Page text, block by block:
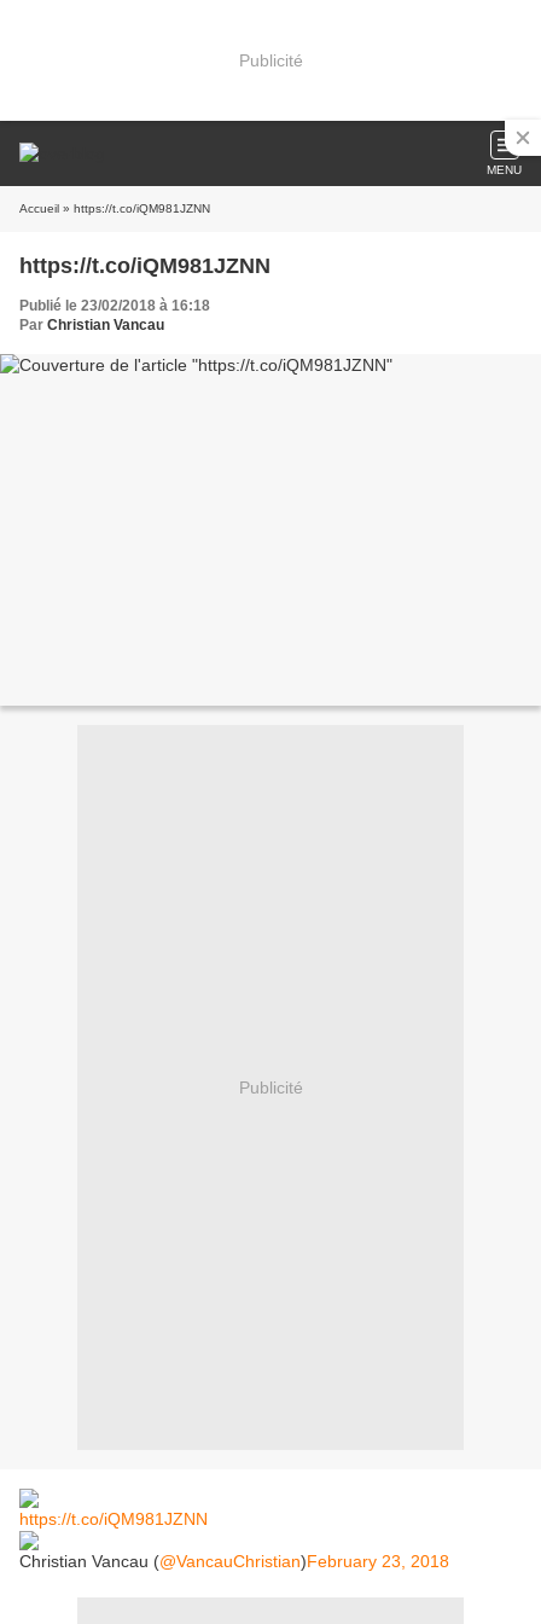
Publicité
MENU
Accueil » https://t.co/iQM981JZNN
https://t.co/iQM981JZNN
Publié le 23/02/2018 à 16:18
Par Christian Vancau
Publicité
https://t.co/iQM981JZNN
Christian Vancau (@VancauChristian)February 23, 2018